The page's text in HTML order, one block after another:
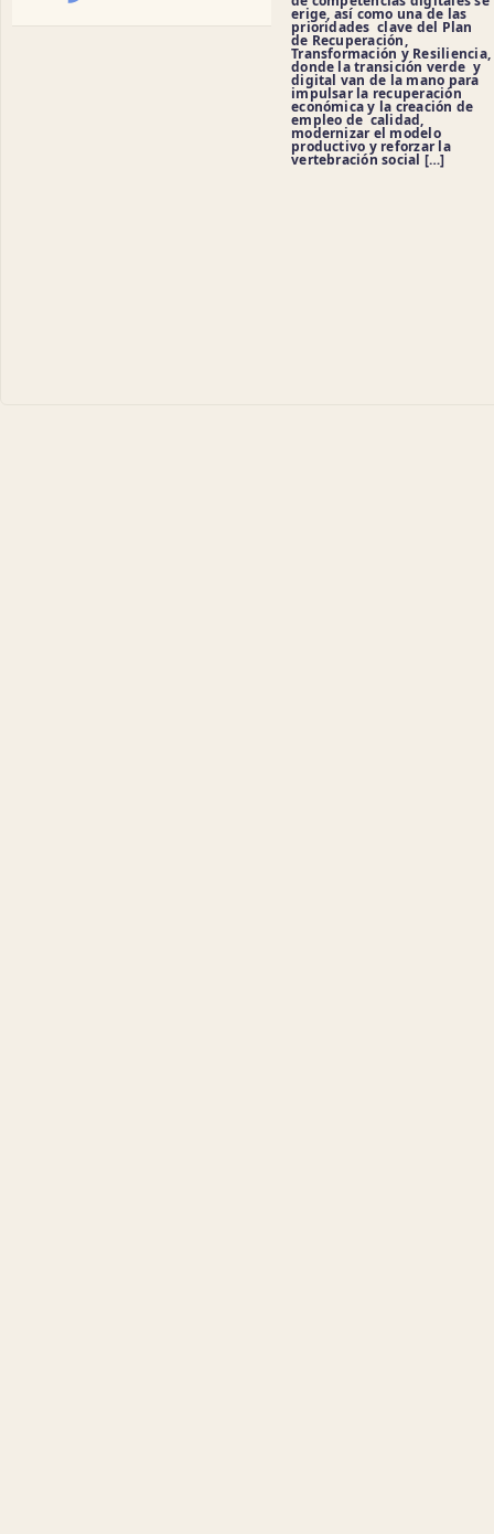
erige, así como una de las
prioridades clave del Plan
de Recuperación,
Transformación y Resiliencia,
donde la transición verde y
digital van de la mano para
impulsar la recuperación
económica y la creación de
empleo de calidad,
modernizar el modelo
productivo y reforzar la
vertebración social […]